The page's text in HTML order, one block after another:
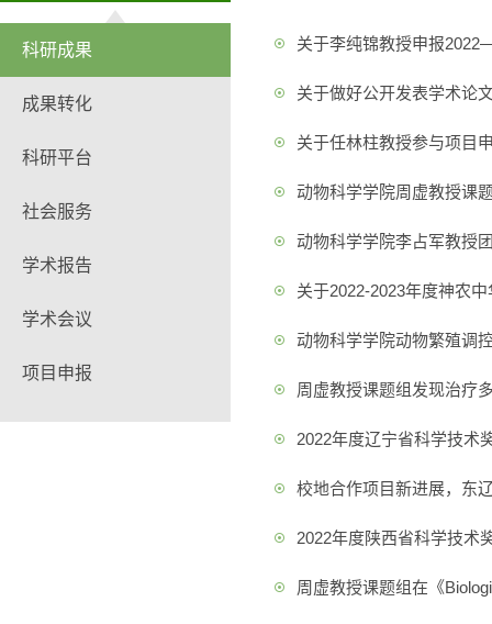
科研成果
成果转化
科研平台
社会服务
学术报告
学术会议
项目申报
关于李纯锦教授申报
关于做好公开发表学术论
关于任林柱教授参与项目
动物科学学院周虚教授课
动物科学学院李占军教授
关于2022-2023年度神农
动物科学学院动物繁殖调
周虚教授课题组发现治疗
2022年度辽宁省科学技术
校地合作项目新进展，东
2022年度陕西省科学技术
周虚教授课题组在《